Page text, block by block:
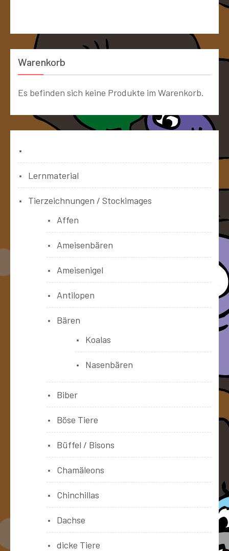
Warenkorb
Es befinden sich keine Produkte im Warenkorb.
Lernmaterial
Tierzeichnungen / Stockimages
Affen
Ameisenbären
Ameisenigel
Antilopen
Bären
Koalas
Nasenbären
Biber
Böse Tiere
Büffel / Bisons
Chamäleons
Chinchillas
Dachse
dicke Tiere